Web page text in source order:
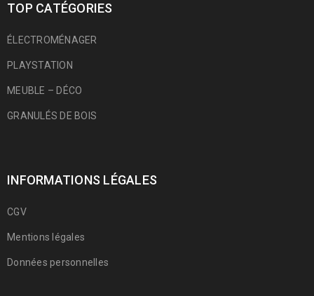
TOP CATÉGORIES
ÉLECTROMÉNAGER
PLAYSTATION
MEUBLE – DÉCO
GRANULÉS DE BOIS
INFORMATIONS LÉGALES
CGV
Mentions légales
Données personnelles